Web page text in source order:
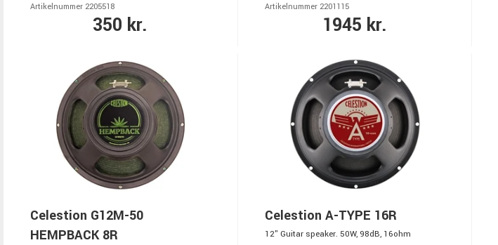
Artikelnummer 2205518
350 kr.
Artikelnummer 2201115
1945 kr.
Celestion G12M-50
HEMPBACK 8R
Celestion A-TYPE 16R
12" Guitar speaker. 50W, 98dB, 16ohm